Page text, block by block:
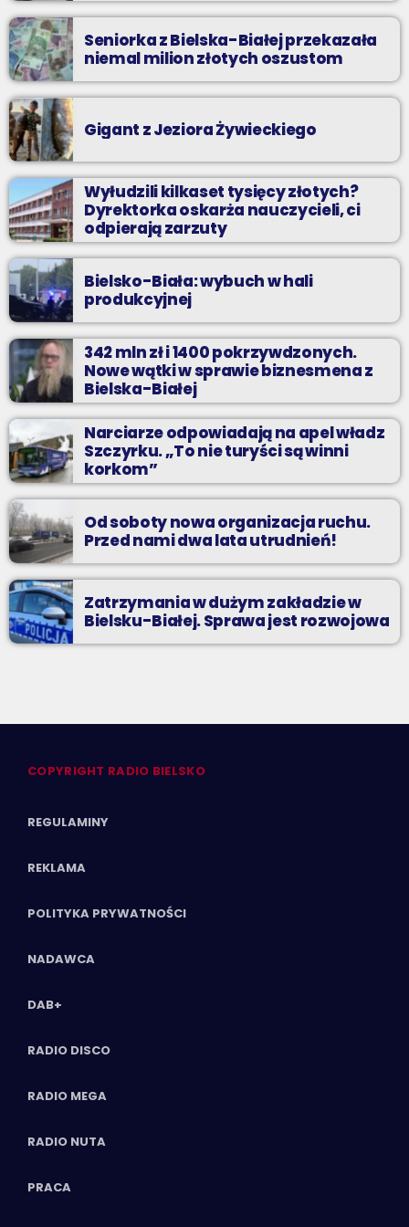
Seniorka z Bielska-Białej przekazała
niemal milion złotych oszustom
Gigant z Jeziora Żywieckiego
Wyłudzili kilkaset tysięcy złotych?
Dyrektorka oskarża nauczycieli, ci
odpierają zarzuty
Bielsko-Biała: wybuch w hali
produkcyjnej
342 mln zł i 1400 pokrzywdzonych.
Nowe wątki w sprawie biznesmena z
Bielska-Białej
Narciarze odpowiadają na apel władz
Szczyrku. „To nie turyści są winni
korkom”
Od soboty nowa organizacja ruchu.
Przed nami dwa lata utrudnień!
Zatrzymania w dużym zakładzie w
Bielsku-Białej. Sprawa jest rozwojowa
COPYRIGHT RADIO BIELSKO
REGULAMINY
REKLAMA
POLITYKA PRYWATNOŚCI
NADAWCA
DAB+
RADIO DISCO
RADIO MEGA
RADIO NUTA
PRACA